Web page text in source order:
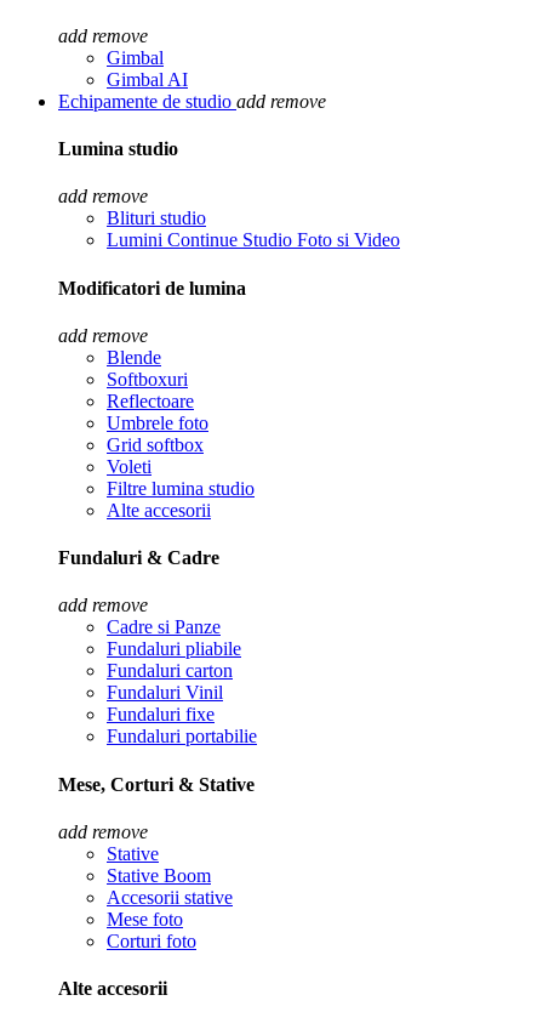
add remove
Gimbal
Gimbal AI
Echipamente de studio add remove
Lumina studio
add remove
Blituri studio
Lumini Continue Studio Foto si Video
Modificatori de lumina
add remove
Blende
Softboxuri
Reflectoare
Umbrele foto
Grid softbox
Voleti
Filtre lumina studio
Alte accesorii
Fundaluri & Cadre
add remove
Cadre si Panze
Fundaluri pliabile
Fundaluri carton
Fundaluri Vinil
Fundaluri fixe
Fundaluri portabilie
Mese, Corturi & Stative
add remove
Stative
Stative Boom
Accesorii stative
Mese foto
Corturi foto
Alte accesorii